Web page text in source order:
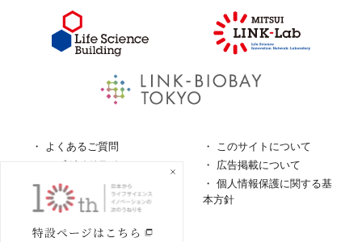
よくあるご質問
このサイトについて
ロゴガイドライン
広告掲載について
特定商取引法に基づく表
個人情報保護に関する基
本方針